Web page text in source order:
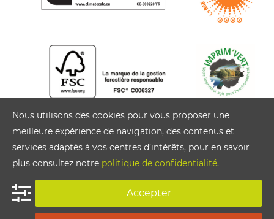
Siège social Cloître Imprimeurs : 122 rue du Jardin
Nous utilisons des cookies pour vous proposer une
meilleure expérience de navigation, des contenus et
services adaptés à vos centres d’intérêts, pour en savoir
plus consultez notre politique de confidentialité.
Accepter